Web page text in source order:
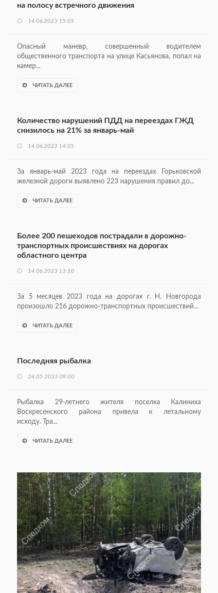
на полосу встречного движения
14.06.2023 15:05
Опасный маневр, совершенный водителем
общественного транспорта на улице Касьянова, попал на
камер...
ЧИТАТЬ ДАЛЕЕ
Количество нарушений ПДД на переездах ГЖД
снизилось на 21% за январь-май
14.06.2023 14:05
За январь-май 2023 года на переездах Горьковской
железной дороги выявлено 223 нарушения правил до...
ЧИТАТЬ ДАЛЕЕ
Более 200 пешеходов пострадали в дорожно-
транспортных происшествиях на дорогах
областного центра
14.06.2023 13:10
За 5 месяцев 2023 года на дорогах г. Н. Новгорода
произошло 216 дорожно-транспортных происшествий...
ЧИТАТЬ ДАЛЕЕ
Последняя рыбалка
24.05.2023 09:00
Рыбалка 29-летнего жителя поселка Калиниха
Воскресенского района привела к летальному
исходу. Тра...
ЧИТАТЬ ДАЛЕЕ